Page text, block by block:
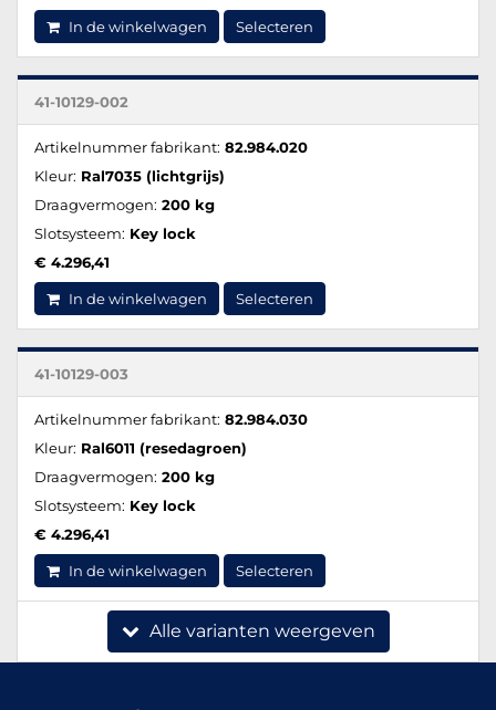
In de winkelwagen Selecteren
41-10129-002
Artikelnummer fabrikant: 82.984.020
Kleur: Ral7035 (lichtgrijs)
Draagvermogen: 200 kg
Slotsysteem: Key lock
€ 4.296,41
In de winkelwagen Selecteren
41-10129-003
Artikelnummer fabrikant: 82.984.030
Kleur: Ral6011 (resedagroen)
Draagvermogen: 200 kg
Slotsysteem: Key lock
€ 4.296,41
In de winkelwagen Selecteren
Alle varianten weergeven